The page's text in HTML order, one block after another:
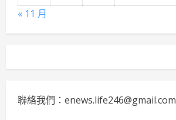
« 11 月
聯絡我們：enews.life246@gmail.com